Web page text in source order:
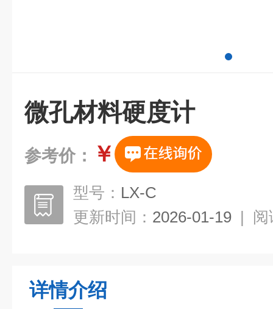
微孔材料硬度计
参考价： ￥
型号： LX-C
更新时间： 2026-01-19 | 阅
详情介绍